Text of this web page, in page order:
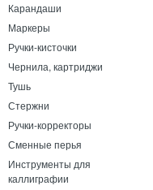
Карандаши
Маркеры
Ручки-кисточки
Чернила, картриджи
Тушь
Стержни
Ручки-корректоры
Сменные перья
Инструменты для
каллиграфии